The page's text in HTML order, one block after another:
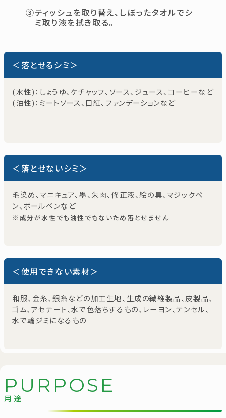
③ティッシュを取り替え、しぼったタオルでシ
ミ取り液を拭き取る。
＜落とせるシミ＞
(水性)：しょうゆ、ケチャップ、ソース、ジュース、コーヒーなど
(油性)：ミートソース、口紅、ファンデーションなど
＜落とせないシミ＞
毛染め、マニキュア、墨、朱肉、修正液、絵の具、マジックペ
ン、ボールペンなど
※成分が水性でも油性でもないため落とせません
＜使用できない素材＞
和服、金糸、銀糸などの加工生地、生成の繊維製品、皮製品、
ゴム、アセテート、水で色落ちするもの、レーヨン、テンセル、
水で輪ジミになるもの
P U R POS E
用途